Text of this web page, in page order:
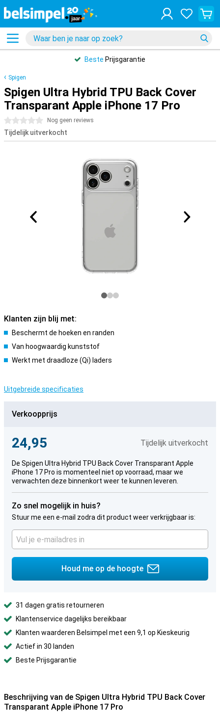
Beste Prijsgarantie
Spigen
Spigen Ultra Hybrid TPU Back Cover
Transparant Apple iPhone 17 Pro
0 sterren Nog geen reviews
Tijdelijk uitverkocht
Klanten zijn blij met:
Beschermt de hoeken en randen
Van hoogwaardig kunststof
Werkt met draadloze (Qi) laders
Uitgebreide specificaties
Verkoopprijs
24,95 Tijdelijk uitverkocht
De Spigen Ultra Hybrid TPU Back Cover Transparant Apple
iPhone 17 Pro is momenteel niet op voorraad, maar we
verwachten deze binnenkort weer te kunnen leveren.
Zo snel mogelijk in huis?
Stuur me een e-mail zodra dit product weer verkrijgbaar is:
Houd me op de hoogte
31 dagen gratis retourneren
Klantenservice dagelijks bereikbaar
Klanten waarderen Belsimpel met een 9,1 op Kieskeurig
Actief in 30 landen
Beste Prijsgarantie
Beschrijving van de Spigen Ultra Hybrid TPU Back Cover
Transparant Apple iPhone 17 Pro